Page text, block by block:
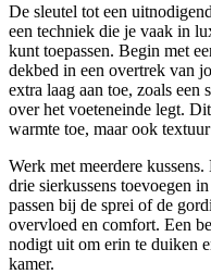
De sleutel tot een
een techniek die je vaak in
kunt toepassen. Begin met
dekbed in een overtrek van
extra laag aan toe, zoals een
over het voeteneinde legt.
warmte toe, maar ook
Werk met meerdere
drie sierkussens toevoegen
passen bij de sprei of de
overvloed en comfort. Een
nodigt uit om erin te duiken
kamer.